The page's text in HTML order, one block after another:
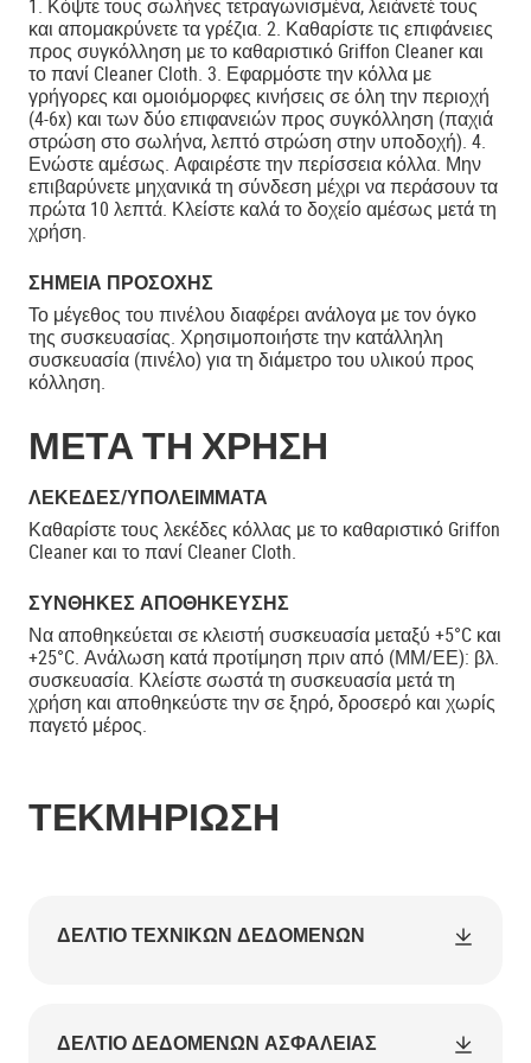
1. Κόψτε τους σωλήνες τετραγωνισμένα, λειάνετέ τους
και απομακρύνετε τα γρέζια. 2. Καθαρίστε τις επιφάνειες
προς συγκόλληση με το καθαριστικό Griffon Cleaner και
το πανί Cleaner Cloth. 3. Εφαρμόστε την κόλλα με
γρήγορες και ομοιόμορφες κινήσεις σε όλη την περιοχή
(4-6x) και των δύο επιφανειών προς συγκόλληση (παχιά
στρώση στο σωλήνα, λεπτό στρώση στην υποδοχή). 4.
Ενώστε αμέσως. Αφαιρέστε την περίσσεια κόλλα. Μην
επιβαρύνετε μηχανικά τη σύνδεση μέχρι να περάσουν τα
πρώτα 10 λεπτά. Κλείστε καλά το δοχείο αμέσως μετά τη
χρήση.
ΣΗΜΕΊΑ ΠΡΟΣΟΧΉΣ
Το μέγεθος του πινέλου διαφέρει ανάλογα με τον όγκο
της συσκευασίας. Χρησιμοποιήστε την κατάλληλη
συσκευασία (πινέλο) για τη διάμετρο του υλικού προς
κόλληση.
ΜΕΤΑ ΤΗ ΧΡΗΣΗ
ΛΕΚΈΔΕΣ/ΥΠΟΛΕΊΜΜΑΤΑ
Καθαρίστε τους λεκέδες κόλλας με το καθαριστικό Griffon
Cleaner και το πανί Cleaner Cloth.
ΣΥΝΘΉΚΕΣ ΑΠΟΘΉΚΕΥΣΗΣ
Να αποθηκεύεται σε κλειστή συσκευασία μεταξύ +5°C και
+25°C. Ανάλωση κατά προτίμηση πριν από (ΜΜ/ΕΕ): βλ.
συσκευασία. Κλείστε σωστά τη συσκευασία μετά τη
χρήση και αποθηκεύστε την σε ξηρό, δροσερό και χωρίς
παγετό μέρος.
ΤΕΚΜΗΡΊΩΣΗ
ΔΕΛΤΊΟ ΤΕΧΝΙΚΏΝ ΔΕΔΟΜΈΝΩΝ
ΔΕΛΤΊΟ ΔΕΔΟΜΈΝΩΝ ΑΣΦΑΛΕΊΑΣ